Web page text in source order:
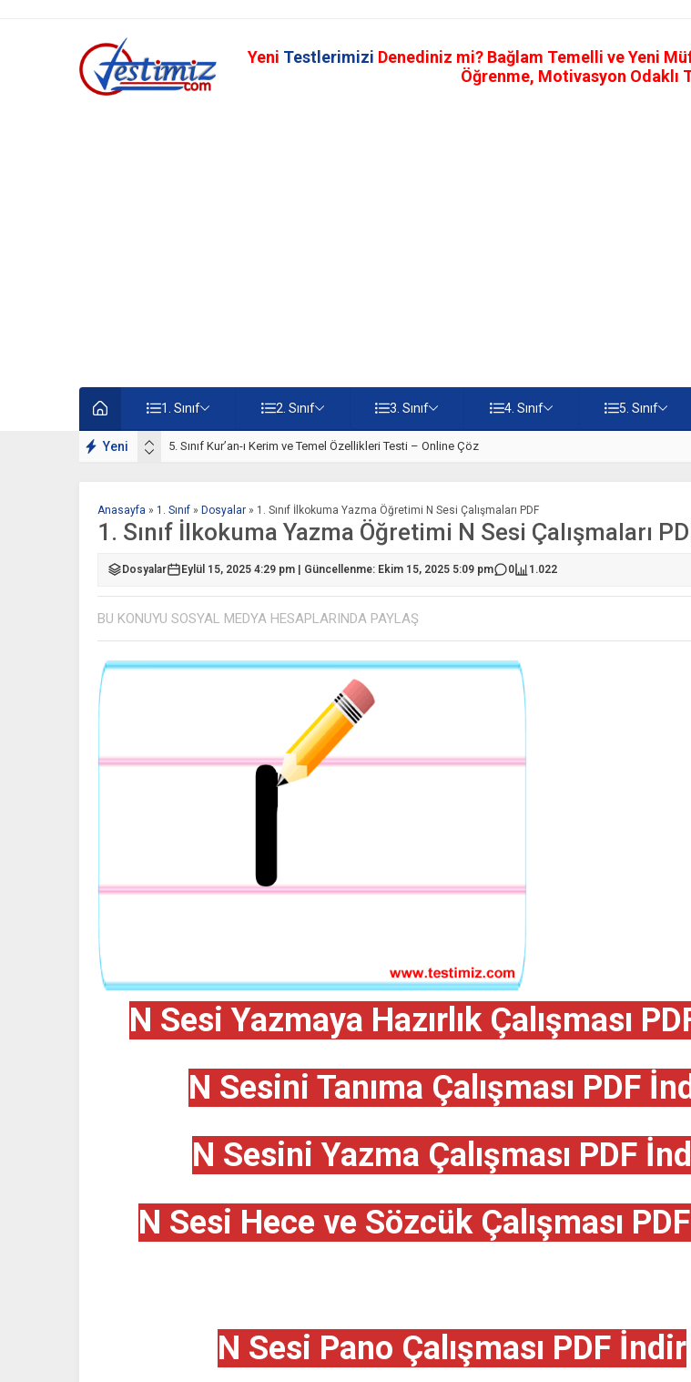
Yeni Testlerimizi Denediniz mi? Bağlam Temelli ve Yeni
Öğrenme, Motivasyon Odaklı
1. Sınıf 2. Sınıf 3. Sınıf 4. Sınıf 5. Sınıf
Yeni 5. Sınıf Kur’an-ı Kerim ve Temel Özellikleri Testi – Online Çöz
Anasayfa » 1. Sınıf » Dosyalar » 1. Sınıf İlkokuma Yazma Öğretimi N Sesi Çalışmaları PDF
1. Sınıf İlkokuma Yazma Öğretimi N Sesi Çalışmaları
Dosyalar Eylül 15, 2025 4:29 pm | Güncellenme: Ekim 15, 2025 5:09 pm 0 1.022
BU KONUYU SOSYAL MEDYA HESAPLARINDA PAYLAŞ
N Sesi Yazmaya Hazırlık Çalışması
N Sesini Tanıma Çalışması PDF
N Sesini Yazma Çalışması PDF
N Sesi Hece ve Sözcük Çalışması
N Sesi Pano Çalışması PDF İndir